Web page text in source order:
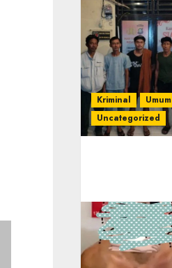
Kriminal
Umum
Uncategorized